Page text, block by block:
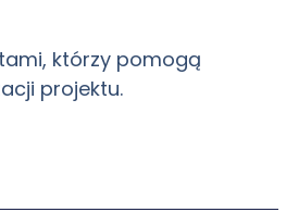
którzy pomogą
projektu.